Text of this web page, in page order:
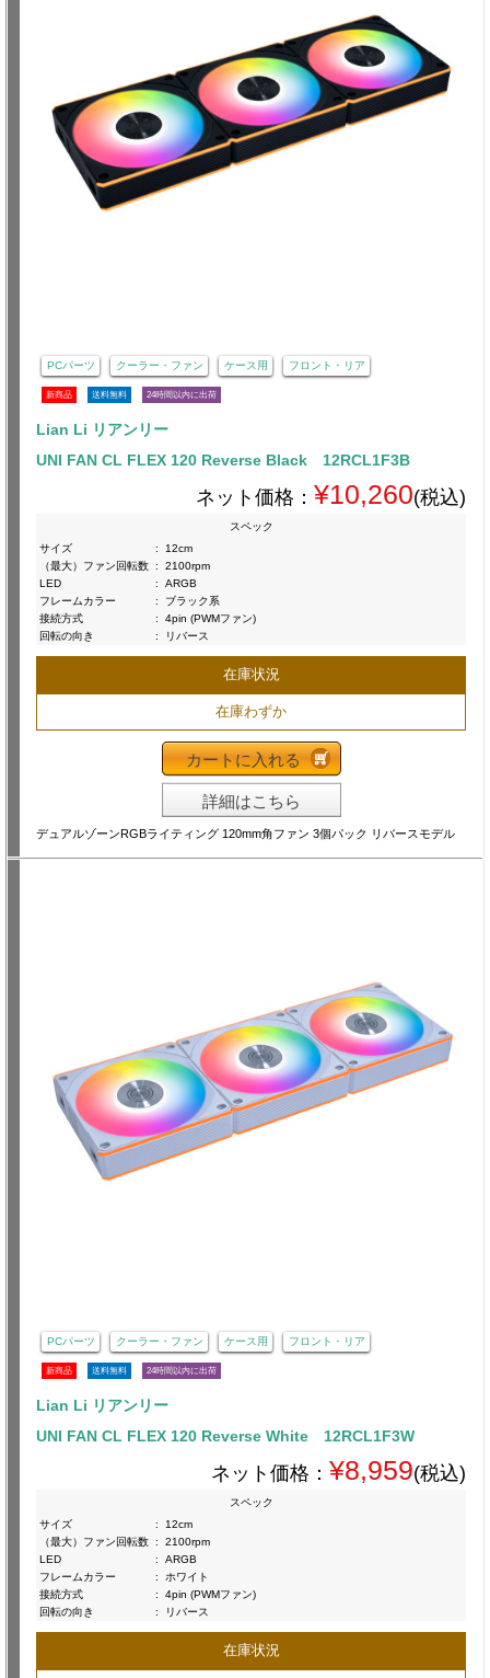
PCパーツ クーラー・ファン ケース用 フロント・リア
新商品 送料無料 24時間以内に出荷
Lian Li リアンリー
UNI FAN CL FLEX 120 Reverse Black 12RCL1F3B
ネット価格： ¥10,260(税込)
スペック
サイズ
:
12cm
（最大）ファン回転数 :
2100rpm
LED
:
ARGB
フレームカラー
:
ブラック系
接続方式
:
4pin (PWMファン)
回転の向き
: リバース
在庫状況
在庫わずか
カートに入れる
詳細はこちら
デュアルゾーンRGBライティング 120mm角ファン 3個パック リバースモデル
PCパーツ クーラー・ファン ケース用 フロント・リア
新商品 送料無料 24時間以内に出荷
Lian Li リアンリー
UNI FAN CL FLEX 120 Reverse White 12RCL1F3W
ネット価格： ¥8,959(税込)
スペック
サイズ
:
12cm
（最大）ファン回転数 :
2100rpm
LED
:
ARGB
フレームカラー
:
ホワイト
接続方式
:
4pin (PWMファン)
回転の向き
: リバース
在庫状況